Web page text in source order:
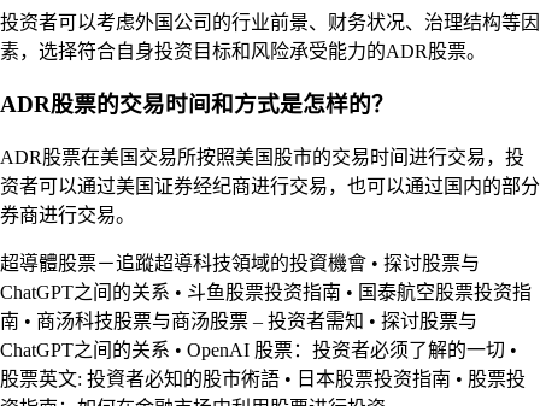
投资者可以考虑外国公司的行业前景、财务状况、治理结构等因
素，选择符合自身投资目标和风险承受能力的ADR股票。
ADR股票的交易时间和方式是怎样的？
ADR股票在美国交易所按照美国股市的交易时间进行交易，投
资者可以通过美国证券经纪商进行交易，也可以通过国内的部分
券商进行交易。
超導體股票－追蹤超導科技領域的投資機會 • 探讨股票与
ChatGPT之间的关系 • 斗鱼股票投资指南 • 国泰航空股票投资指
南 • 商汤科技股票与商汤股票 – 投资者需知 • 探讨股票与
ChatGPT之间的关系 • OpenAI 股票：投资者必须了解的一切 •
股票英文: 投資者必知的股市術語 • 日本股票投资指南 • 股票投